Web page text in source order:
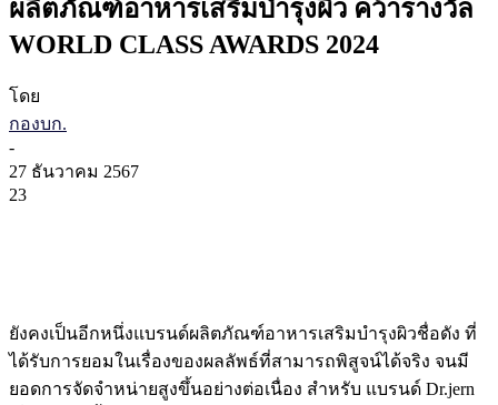
ผลิตภัณฑ์อาหารเสริมบำรุงผิว คว้ารางวัล
WORLD CLASS AWARDS 2024
โดย
กองบก.
-
27 ธันวาคม 2567
23
ยังคงเป็นอีกหนึ่งแบรนด์ผลิตภัณฑ์อาหารเสริมบำรุงผิวชื่อดัง ที่
ได้รับการยอมในเรื่องของผลลัพธ์ที่สามารถพิสูจน์ได้จริง จนมี
ยอดการจัดจำหน่ายสูงขึ้นอย่างต่อเนื่อง สำหรับ แบรนด์ Dr.jern